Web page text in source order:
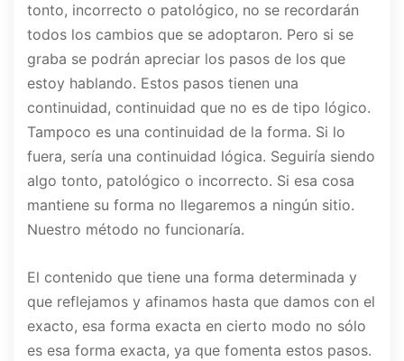
tonto, incorrecto o patológico, no se recordarán
todos los cambios que se adoptaron. Pero si se
graba se podrán apreciar los pasos de los que
estoy hablando. Estos pasos tienen una
continuidad, continuidad que no es de tipo lógico.
Tampoco es una continuidad de la forma. Si lo
fuera, sería una continuidad lógica. Seguiría siendo
algo tonto, patológico o incorrecto. Si esa cosa
mantiene su forma no llegaremos a ningún sitio.
Nuestro método no funcionaría.
El contenido que tiene una forma determinada y
que reflejamos y afinamos hasta que damos con el
exacto, esa forma exacta en cierto modo no sólo
es esa forma exacta, ya que fomenta estos pasos.